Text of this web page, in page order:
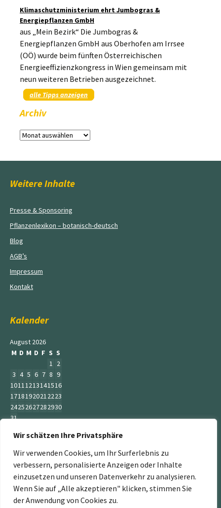
Wir schätzen Ihre Privatsphäre
Wir verwenden Cookies, um Ihr Surferlebnis zu
verbessern, personalisierte Anzeigen oder Inhalte
einzusetzen und unseren Datenverkehr zu analysieren.
Wenn Sie auf „Alle akzeptieren" klicken, stimmen Sie
der Anwendung von Cookies zu.
Klimaschutzministerium ehrt Jumbogras &
Energiepflanzen GmbH
aus „Mein Bezirk“ Die Jumbogras &
Energiepflanzen GmbH aus Oberhofen am Irrsee
(OÖ) wurde beim fünften Österreichischen
Energieeffizienzkongress in Wien gemeinsam mit
neun weiteren Betrieben ausgezeichnet.
alle Tipps anzeigen
Archiv
Archiv
Weitere Inhalte
Presse & Sponsoring
Pflanzenlexikon – botanisch-deutsch
Blog
AGB’s
Impressum
Kontakt
Kalender
August 2026
M D M D F S S
1 2
3 4 5 6 7 8 9
10111213141516
17181920212223
24252627282930
31
« Juni
„Der Service Gärtner“ ist ein Teil der Jumbogras &
Energiepflanzen GmbH. Weitere Mitglieder sind: